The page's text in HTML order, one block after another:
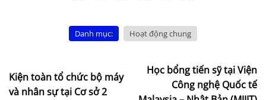
Danh mục: Hoạt động chung
Kiện toàn tổ chức bộ máy
và nhân sự tại Cơ sở 2
Học bổng tiến sỹ tại Viện
Công nghệ Quốc tế